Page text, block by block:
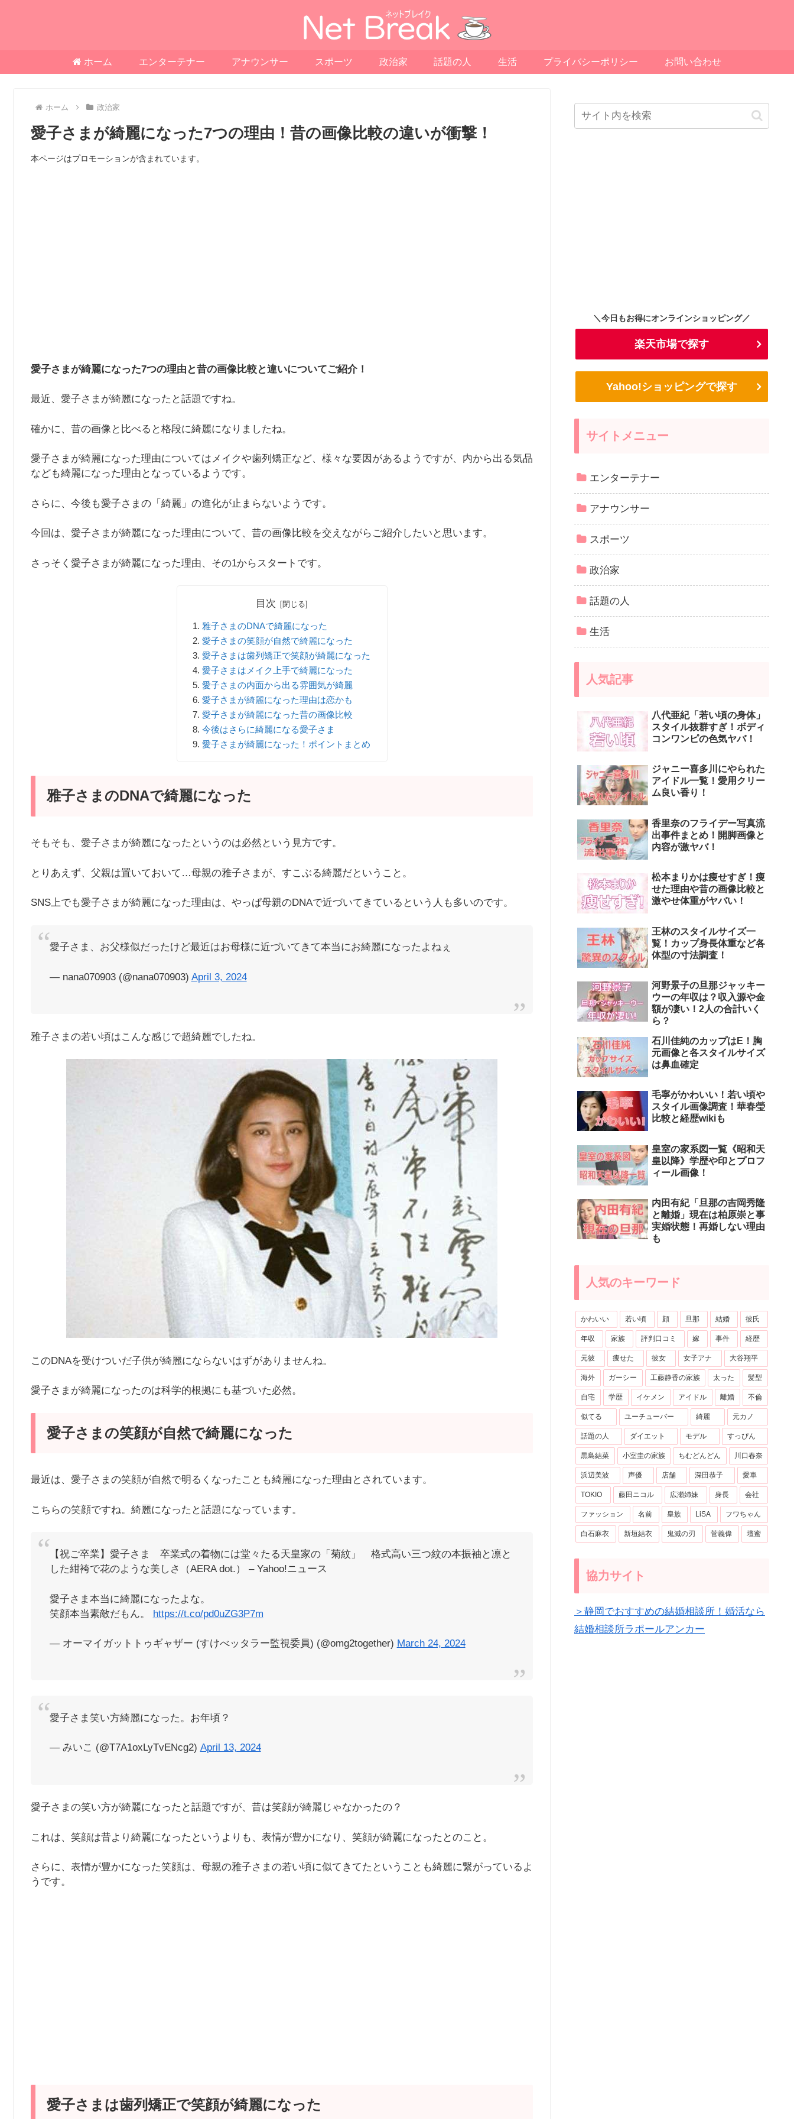
ホーム エンターテナー アナウンサー スポーツ 政治家 話題の人 生活 プライバシーポリシー お問い合わせ
ホーム 政治家
愛子さまが綺麗になった7つの理由！昔の画像比較の違いが衝撃！
本ページはプロモーションが含まれています。
愛子さまが綺麗になった7つの理由と昔の画像比較と違いについてご紹介！
最近、愛子さまが綺麗になったと話題ですね。
確かに、昔の画像と比べると格段に綺麗になりましたね。
愛子さまが綺麗になった理由についてはメイクや歯列矯正など、様々な要因があるようですが、内から出る気品
なども綺麗になった理由となっているようです。
さらに、今後も愛子さまの「綺麗」の進化が止まらないようです。
今回は、愛子さまが綺麗になった理由について、昔の画像比較を交えながらご紹介したいと思います。
さっそく愛子さまが綺麗になった理由、その1からスタートです。
目次
雅子さまのDNAで綺麗になった
愛子さまの笑顔が自然で綺麗になった
愛子さまは歯列矯正で笑顔が綺麗になった
愛子さまはメイク上手で綺麗になった
愛子さまの内面から出る雰囲気が綺麗
愛子さまが綺麗になった理由は恋かも
愛子さまが綺麗になった昔の画像比較
今後はさらに綺麗になる愛子さま
愛子さまが綺麗になった！ポイントまとめ
雅子さまのDNAで綺麗になった
そもそも、愛子さまが綺麗になったというのは必然という見方です。
とりあえず、父親は置いておいて…母親の雅子さまが、すこぶる綺麗だということ。
SNS上でも愛子さまが綺麗になった理由は、やっぱ母親のDNAで近づいてきているという人も多いのです。
愛子さま、お父様似だったけど最近はお母様に近づいてきて本当にお綺麗になったよねぇ
— nana070903 (@nana070903) April 3, 2024
雅子さまの若い頃はこんな感じで超綺麗でしたね。
このDNAを受けついだ子供が綺麗にならないはずがありませんね。
愛子さまが綺麗になったのは科学的根拠にも基づいた必然。
愛子さまの笑顔が自然で綺麗になった
最近は、愛子さまの笑顔が自然で明るくなったことも綺麗になった理由とされています。
こちらの笑顔ですね。綺麗になったと話題になっています。
【祝ご卒業】愛子さま 卒業式の着物には堂々たる天皇家の「菊紋」 格式高い三つ紋の本振袖と凛と
した紺袴で花のような美しさ（AERA dot.） – Yahoo!ニュース
愛子さま本当に綺麗になったよな。
笑顔本当素敵だもん。 https://t.co/pd0uZG3P7m
— オーマイガットトゥギャザー (すけべッタラー監視委員) (@omg2together) March 24, 2024
愛子さま笑い方綺麗になった。お年頃？
— みいこ (@T7A1oxLyTvENcg2) April 13, 2024
愛子さまの笑い方が綺麗になったと話題ですが、昔は笑顔が綺麗じゃなかったの？
これは、笑顔は昔より綺麗になったというよりも、表情が豊かになり、笑顔が綺麗になったとのこと。
さらに、表情が豊かになった笑顔は、母親の雅子さまの若い頃に似てきてたということも綺麗に繋がっているよ
うです。
愛子さまは歯列矯正で笑顔が綺麗になった
＼今日もお得にオンラインショッピング／
楽天市場で探す
Yahoo!ショッピングで探す
サイトメニュー
エンターテナー
アナウンサー
スポーツ
政治家
話題の人
生活
人気記事
八代亜紀「若い頃の身体」
スタイル抜群すぎ！ボディ
コンワンピの色気ヤバ！
ジャニー喜多川にやられた
アイドル一覧！愛用クリー
ム良い香り！
香里奈のフライデー写真流
出事件まとめ！開脚画像と
内容が激ヤバ！
松本まりかは痩せすぎ！痩
せた理由や昔の画像比較と
激やせ体重がヤバい！
王林のスタイルサイズ一
覧！カップ身長体重など各
体型の寸法調査！
河野景子の旦那ジャッキー
ウーの年収は？収入源や金
額が凄い！2人の合計いく
ら？
石川佳純のカップはE！胸
元画像と各スタイルサイズ
は鼻血確定
毛寧がかわいい！若い頃や
スタイル画像調査！華春瑩
比較と経歴wikiも
皇室の家系図一覧《昭和天
皇以降》学歴や印とプロフ
ィール画像！
内田有紀「旦那の吉岡秀隆
と離婚」現在は柏原崇と事
実婚状態！再婚しない理由
も
人気のキーワード
かわいい 若い頃 顔 旦那 結婚 彼氏
年収 家族 評判口コミ 嫁 事件 経歴
元彼 痩せた 彼女 女子アナ 大谷翔平
海外 ガーシー 工藤静香の家族 太った 髪型
自宅 学歴 イケメン アイドル 離婚 不倫
似てる ユーチューバー 綺麗 元カノ
話題の人 ダイエット モデル すっぴん
黒島結菜 小室圭の家族 ちむどんどん 川口春奈
浜辺美波 声優 店舗 深田恭子 愛車
TOKIO 藤田ニコル 広瀬姉妹 身長 会社
ファッション 名前 皇族 LiSA フワちゃん
白石麻衣 新垣結衣 鬼滅の刃 菅義偉 壇蜜
協力サイト
＞静岡でおすすめの結婚相談所！婚活なら
結婚相談所ラポールアンカー